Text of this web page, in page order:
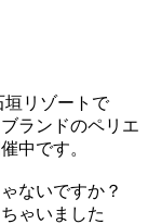
リゾートで
ランドのペリエ
中です。
ないですか？
ゃいました